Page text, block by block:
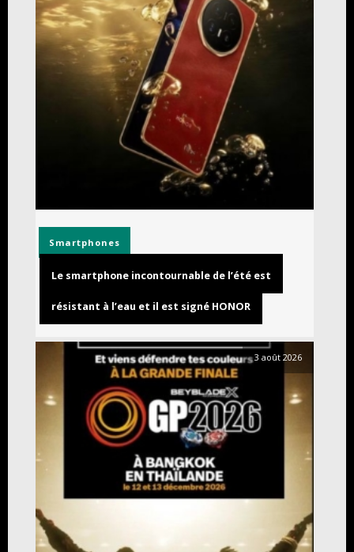
Smartphones
Le smartphone incontournable de l’été est
résistant à l’eau et il est signé HONOR
3 août 2026